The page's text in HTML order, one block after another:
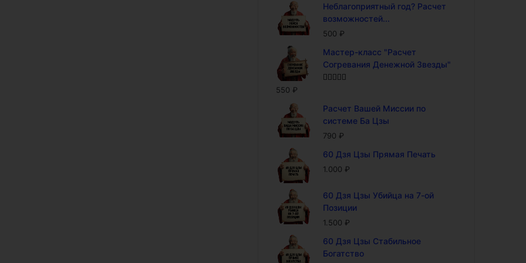
Неблагоприятный год? Расчет
возможностей...
500 ₽
Мастер-класс "Расчет
Согревания Денежной Звезды"
550 ₽
Расчет Вашей Миссии по
системе Ба Цзы
790 ₽
60 Дзя Цзы Прямая Печать
1.000 ₽
60 Дзя Цзы Убийца на 7-ой
Позиции
1.500 ₽
60 Дзя Цзы Стабильное
Богатство